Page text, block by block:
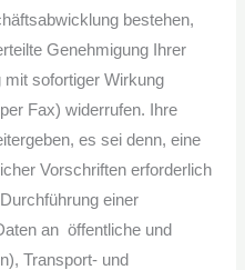
bestehen,
Genehmigung Ihrer
mit sofortiger Wirkung
Fax) widerrufen. Ihre
es sei denn, eine
Vorschriften erforderlich
einer
an öffentliche und
Transport- und